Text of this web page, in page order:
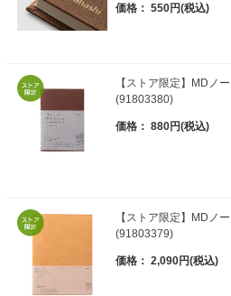
価格： 550円(税込)
【ストア限定】MDノ
(91803380)
価格： 880円(税込)
【ストア限定】MDノ
(91803379)
価格： 2,090円(税込)